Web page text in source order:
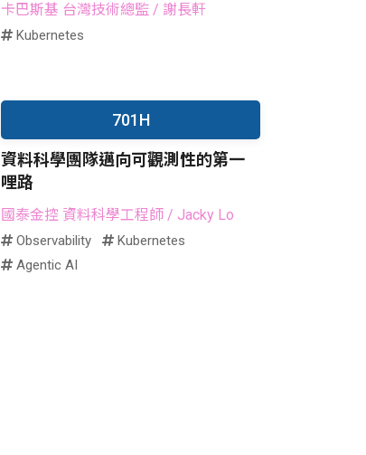
卡巴斯基 台灣技術總監/ 謝長軒
Kubernetes
701H
資料科學團隊邁向可觀測性的第一
哩路
國泰金控 資料科學工程師/ Jacky Lo
Observability
Kubernetes
Agentic AI